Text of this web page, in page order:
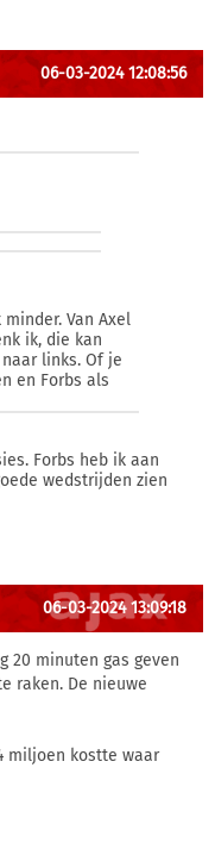
06-03-2024 12:08:56
Van Axel
ik, die kan
links. Of je
en Forbs als
Forbs heb ik aan
wedstrijden zien
06-03-2024 13:09:18
20 minuten gas geven
raken. De nieuwe
miljoen kostte waar